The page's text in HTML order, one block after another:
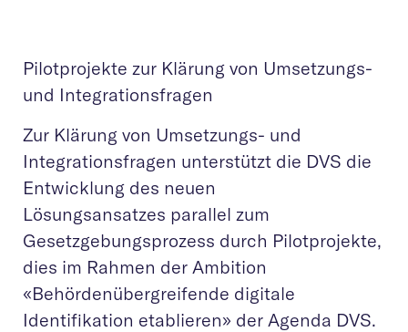
Pilotprojekte zur Klärung von Umsetzungs-
und Integrationsfragen
Zur Klärung von Umsetzungs- und
Integrationsfragen unterstützt die DVS die
Entwicklung des neuen
Lösungsansatzes parallel zum
Gesetzgebungsprozess durch Pilotprojekte,
dies im Rahmen der Ambition
«Behördenübergreifende digitale
Identifikation etablieren» der Agenda DVS.